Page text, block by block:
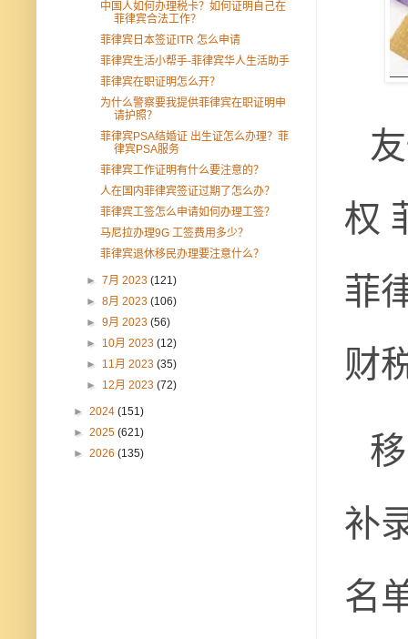
权
菲
财
补
名
中国人如何办理税卡？如何证明自己在
菲律宾合法工作？
菲律宾日本签证ITR 怎么申请
菲律宾生活小帮手-菲律宾华人生活助手
菲律宾在职证明怎么开？
为什么警察要我提供菲律宾在职证明申
请护照？
菲律宾PSA结婚证 出生证怎么办理？菲
律宾PSA服务
菲律宾工作证明有什么要注意的？
人在国内菲律宾签证过期了怎么办？
菲律宾工签怎么申请如何办理工签？
马尼拉办理9G 工签费用多少？
菲律宾退休移民办理要注意什么？
►7月 2023(121)
►8月 2023(106)
►9月 2023(56)
► 10月 2023(12)
► 11月 2023(35)
► 12月 2023(72)
► 2024 (151)
► 2025 (621)
► 2026 (135)